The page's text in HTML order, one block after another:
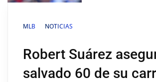
MLB NOTICIAS
Robert Suárez
salvado 60 de su